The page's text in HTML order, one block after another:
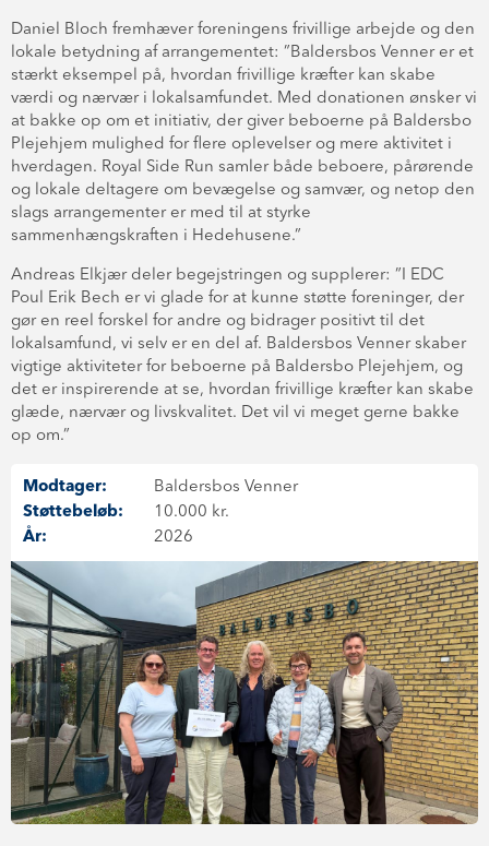
Daniel Bloch fremhæver foreningens frivillige arbejde og den
lokale betydning af arrangementet: ”Baldersbos Venner er et
stærkt eksempel på, hvordan frivillige kræfter kan skabe
værdi og nærvær i lokalsamfundet. Med donationen ønsker vi
at bakke op om et initiativ, der giver beboerne på Baldersbo
Plejehjem mulighed for flere oplevelser og mere aktivitet i
hverdagen. Royal Side Run samler både beboere, pårørende
og lokale deltagere om bevægelse og samvær, og netop den
slags arrangementer er med til at styrke
sammenhængskraften i Hedehusene.”
Andreas Elkjær deler begejstringen og supplerer: ”I EDC
Poul Erik Bech er vi glade for at kunne støtte foreninger, der
gør en reel forskel for andre og bidrager positivt til det
lokalsamfund, vi selv er en del af. Baldersbos Venner skaber
vigtige aktiviteter for beboerne på Baldersbo Plejehjem, og
det er inspirerende at se, hvordan frivillige kræfter kan skabe
glæde, nærvær og livskvalitet. Det vil vi meget gerne bakke
op om.”
Modtager:
Baldersbos Venner
Støttebeløb:
10.000 kr.
År:
2026